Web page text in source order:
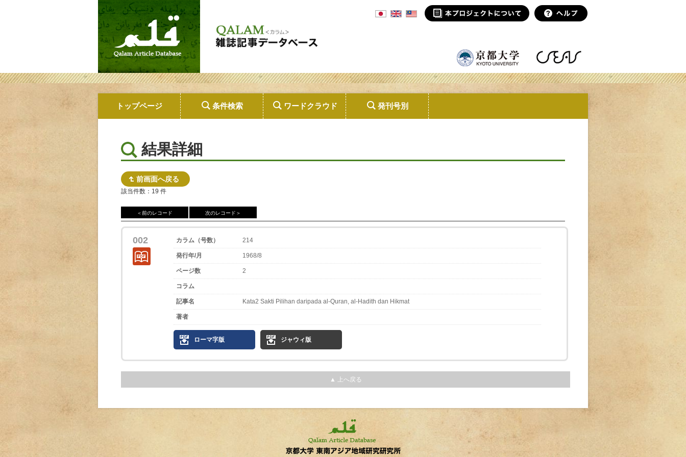
トップページ 条件検索 ワードクラウド 発刊号別
結果詳細
前画面へ戻る
該当件数：19 件
＜前のレコード 次のレコード＞
002 カラム（号数） 214
発行年/月 1968/8
ページ数 2
コラム
記事名 Kata2 Sakti Pilihan daripada al-Quran, al-Hadith dan Hikmat
著者
ローマ字版 ジャウィ版
▲ 上へ戻る